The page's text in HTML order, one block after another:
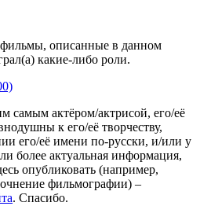
описанные в данном
какие-либо роли.
самым актёром/актрисой, его/её
к его/её творчеству,
его/её имени по-русски, и/или у
более актуальная информация,
опубликовать (например,
фильмографии) –
. Спасибо.